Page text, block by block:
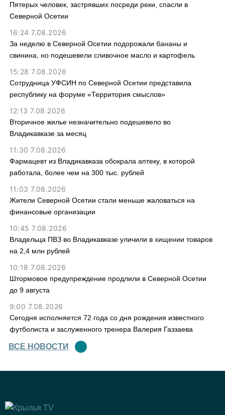
Пятерых человек, застрявших посреди реки, спасли в
Северной Осетии
16:24 7.08.2026
За неделю в Северной Осетии подорожали бананы и
свинина, но подешевели сливочное масло и картофель
15:28 7.08.2026
Сотрудница УФСИН по Северной Осетии представила
республику на форуме «Территория смыслов»
12:13 7.08.2026
Вторичное жилье незначительно подешевело во
Владикавказе за месяц
11:30 7.08.2026
Фармацевт из Владикавказа обокрала аптеку, в которой
работала, более чем на 300 тыс. рублей
11:03 7.08.2026
Жители Северной Осетии стали меньше жаловаться на
финансовые организации
10:45 7.08.2026
Владельца ПВЗ во Владикавказе уличили в хищении товаров
на 2,4 млн рублей
10:18 7.08.2026
Штормовое предупреждение продлили в Северной Осетии
до 9 августа
9:00 7.08.2026
Сегодня исполняется 72 года со дня рождения известного
футболиста и заслуженного тренера Валерия Газзаева
ВСЕ НОВОСТИ